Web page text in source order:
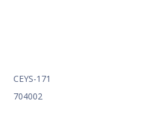
CEYS-171
704002